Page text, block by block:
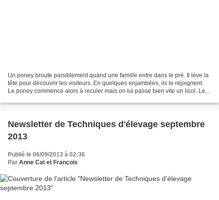
Un poney broute paisiblement quand une famille entre dans le pré. Il lève la
tête pour découvrir les visiteurs. En quelques enjambées, ils le rejoignent.
Le poney commence alors à reculer mais on lui passe bien vite un licol. Les
Newsletter de Techniques d'élevage septembre
2013
Publié le 06/09/2013 à 02:36
Par Anne Cat et François